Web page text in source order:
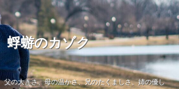
蜉蝣のカゾク
父の大きさ、母の温かさ、兄のたくましさ、姉の優し